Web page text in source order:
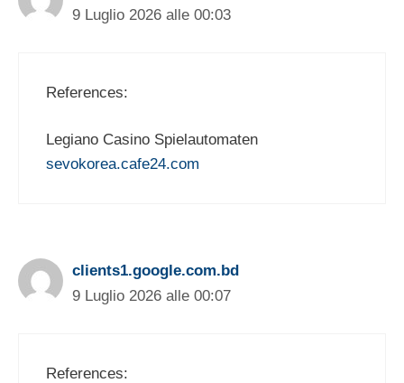
9 Luglio 2026 alle 00:03
References:
Legiano Casino Spielautomaten
sevokorea.cafe24.com
clients1.google.com.bd
9 Luglio 2026 alle 00:07
References: